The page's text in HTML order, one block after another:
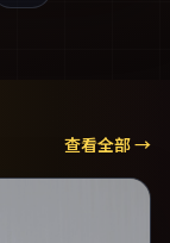
查看全部 →